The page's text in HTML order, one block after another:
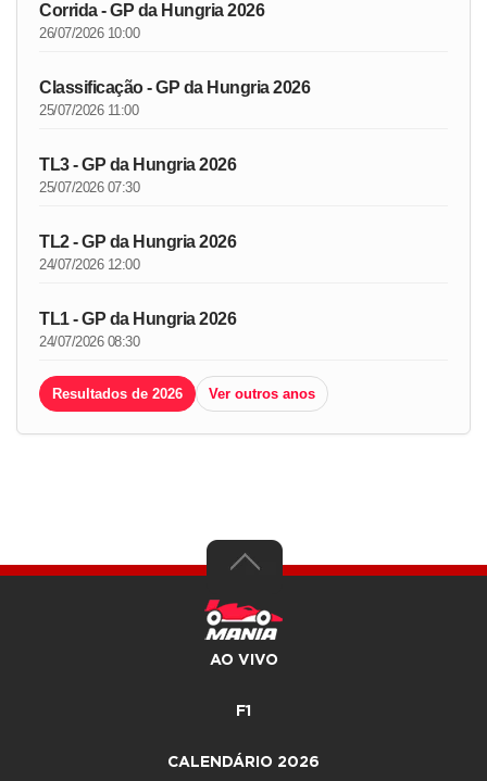
Corrida - GP da Hungria 2026
26/07/2026 10:00
Classificação - GP da Hungria 2026
25/07/2026 11:00
TL3 - GP da Hungria 2026
25/07/2026 07:30
TL2 - GP da Hungria 2026
24/07/2026 12:00
TL1 - GP da Hungria 2026
24/07/2026 08:30
Resultados de 2026 Ver outros anos
AO VIVO
F1
CALENDÁRIO 2026